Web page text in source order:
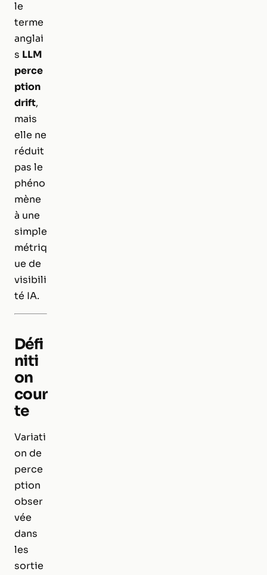
le
terme
anglai
s LLM
perce
ption
drift,
mais
elle ne
réduit
pas le
phéno
mène
à une
simple
métriq
ue de
visibili
té IA.
Défi
niti
on
cour
te
Variati
on de
perce
ption
obser
vée
dans
les
sortie